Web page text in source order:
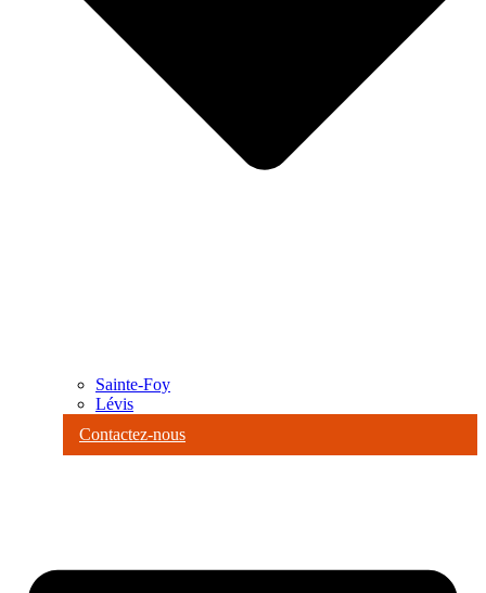
Sainte-Foy
Lévis
Contactez-nous